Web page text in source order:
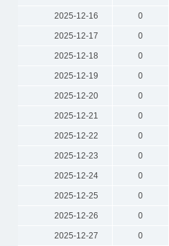
2025-12-16 0
2025-12-17 0
2025-12-18 0
2025-12-19 0
2025-12-20 0
2025-12-21 0
2025-12-22 0
2025-12-23 0
2025-12-24 0
2025-12-25 0
2025-12-26 0
2025-12-27 0